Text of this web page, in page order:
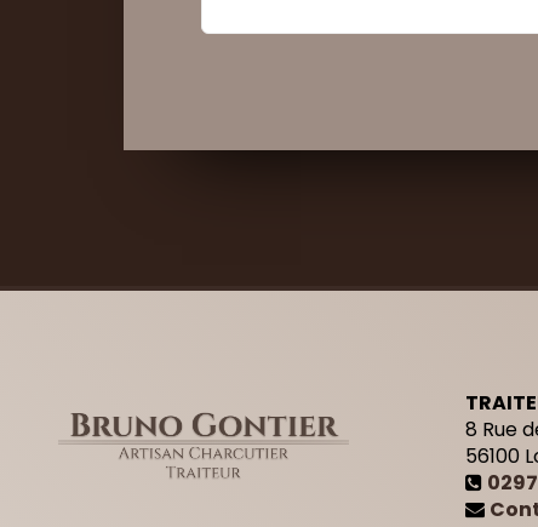
8 Rue
56100